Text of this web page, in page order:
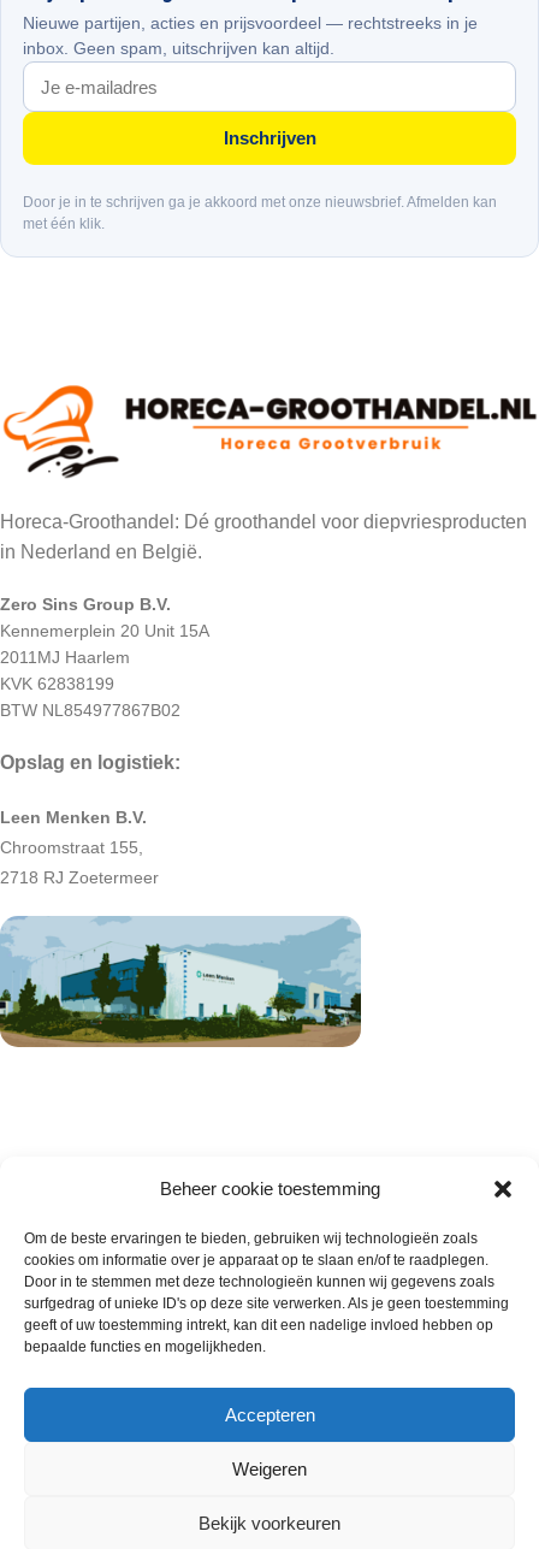
Beheer cookie toestemming
Om de beste ervaringen te bieden, gebruiken wij technologieën zoals
cookies om informatie over je apparaat op te slaan en/of te raadplegen.
Door in te stemmen met deze technologieën kunnen wij gegevens zoals
surfgedrag of unieke ID's op deze site verwerken. Als je geen toestemming
geeft of uw toestemming intrekt, kan dit een nadelige invloed hebben op
bepaalde functies en mogelijkheden.
Accepteren
Weigeren
Bekijk voorkeuren
Nieuwe partijen, acties en prijsvoordeel — rechtstreeks in je
inbox. Geen spam, uitschrijven kan altijd.
Inschrijven
Door je in te schrijven ga je akkoord met onze nieuwsbrief. Afmelden kan
met één klik.
Horeca-Groothandel: Dé groothandel voor diepvriesproducten
in Nederland en België.
Zero Sins Group B.V.
Kennemerplein 20 Unit 15A
2011MJ Haarlem
KVK 62838199
BTW NL854977867B02
Opslag en logistiek:
Leen Menken B.V.
Chroomstraat 155,
2718 RJ Zoetermeer
Wie zijn wij
Contact met onze inkoop
Klantenservice
Annuleer & Retourbeleid
Horeca-Groothandel
Wij gebruiken cookies om uw ervaring op onze